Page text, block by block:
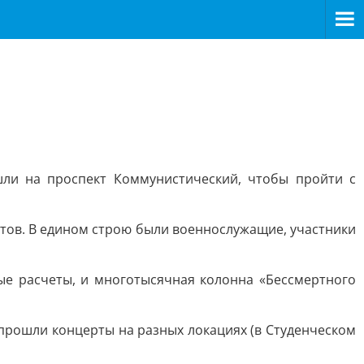
на проспект Коммунистический, чтобы пройти с
В едином строю были военнослужащие, участники
и многотысячная колонна «Бессмертного
концерты на разных локациях (в Студенческом